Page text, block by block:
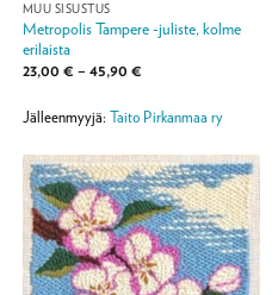
MUU SISUSTUS
Metropolis Tampere -juliste, kolme
erilaista
23,00 € – 45,90 €Hintaluokka:
45,90 €
Jälleenmyyjä: Taito Pirkanmaa ry